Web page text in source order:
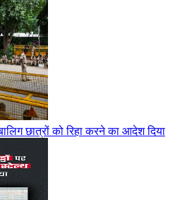
छात्रों को रिहा करने का आदेश दिया